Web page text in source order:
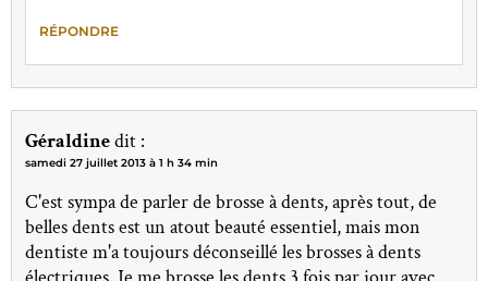
RÉPONDRE
Géraldinedit :
samedi 27 juillet 2013 à 1 h 34 min
C'est sympa de parler de brosse à dents, après tout, de
belles dents est un atout beauté essentiel, mais mon
dentiste m'a toujours déconseillé les brosses à dents